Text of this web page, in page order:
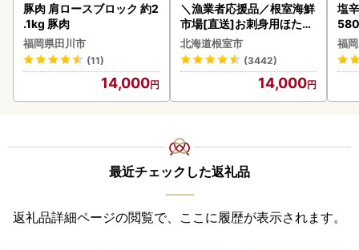
豚肉 肩ロースブロック 約2
.1kg 豚肉
福岡県田川市
(11)
14,000
＼漁業者応援品／根室海鮮
市場[直送]お刺身用ほたて
貝柱500g A-28002
北海道根室市
(3442)
14,000
塩
福
最近チェックした返礼品
返礼品詳細ページの閲覧で、ここに履歴が表示されます。